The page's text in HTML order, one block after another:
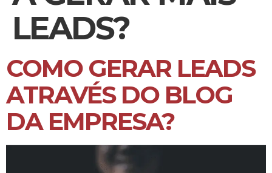
LEADS?
COMO GERAR LEADS
ATRAVÉS DO BLOG
DA EMPRESA?